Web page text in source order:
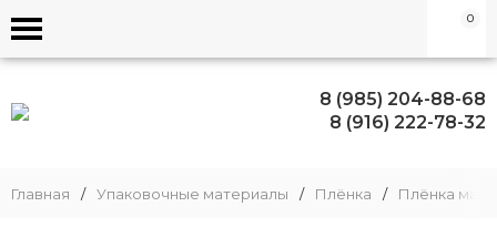
0
8 (985) 204-88-68
8 (916) 222-78-32
Главная / Упаковочные материалы / Плёнка / Плёнка